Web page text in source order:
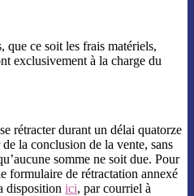
que ce soit les frais matériels,
exclusivement à la charge du
rétracter durant un délai quatorze
la conclusion de la vente, sans
somme ne soit due. Pour
formulaire de rétractation annexé
disposition ici, par courriel à